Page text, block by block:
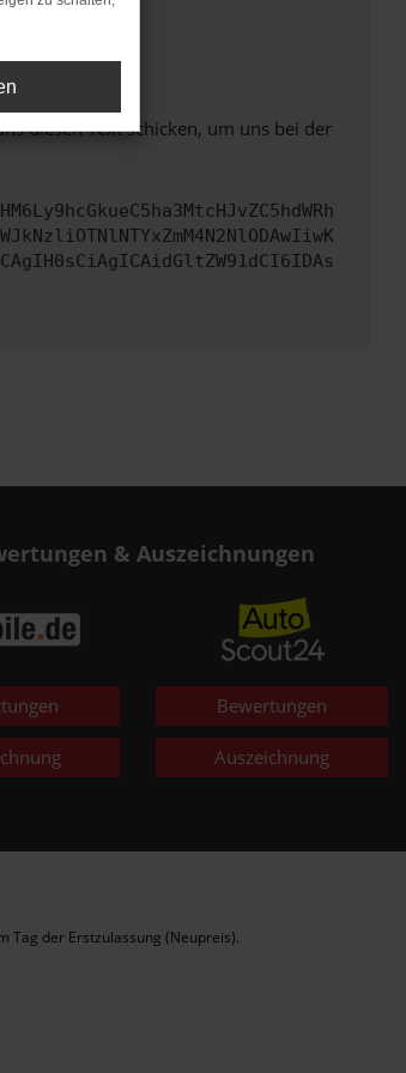
werden.
diesen Text schicken, um uns bei der
& Auszeichnungen
Bewertungen
Auszeichnung
Tag der Erstzulassung (Neupreis).